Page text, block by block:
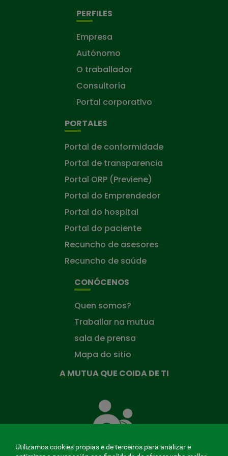
PERFILES
Empresa
Autónomo
O traballador
Consultoría
Portal corporativo
PORTALES
Portal de conformidade
Portal de transparencia
Portal ORP (Previene)
Portal do Emprendedor
Portal do hospital
Portal do paciente
Recuncho de asesores
Recuncho de saúde
CONÓCENOS
Quen somos?
Traballar na mutua
sala de prensa
Mapa do sitio
A MUTUA QUE COIDA DE TI
Mutua
que
Utilizamos cookies propias e de terceiros para analizar e